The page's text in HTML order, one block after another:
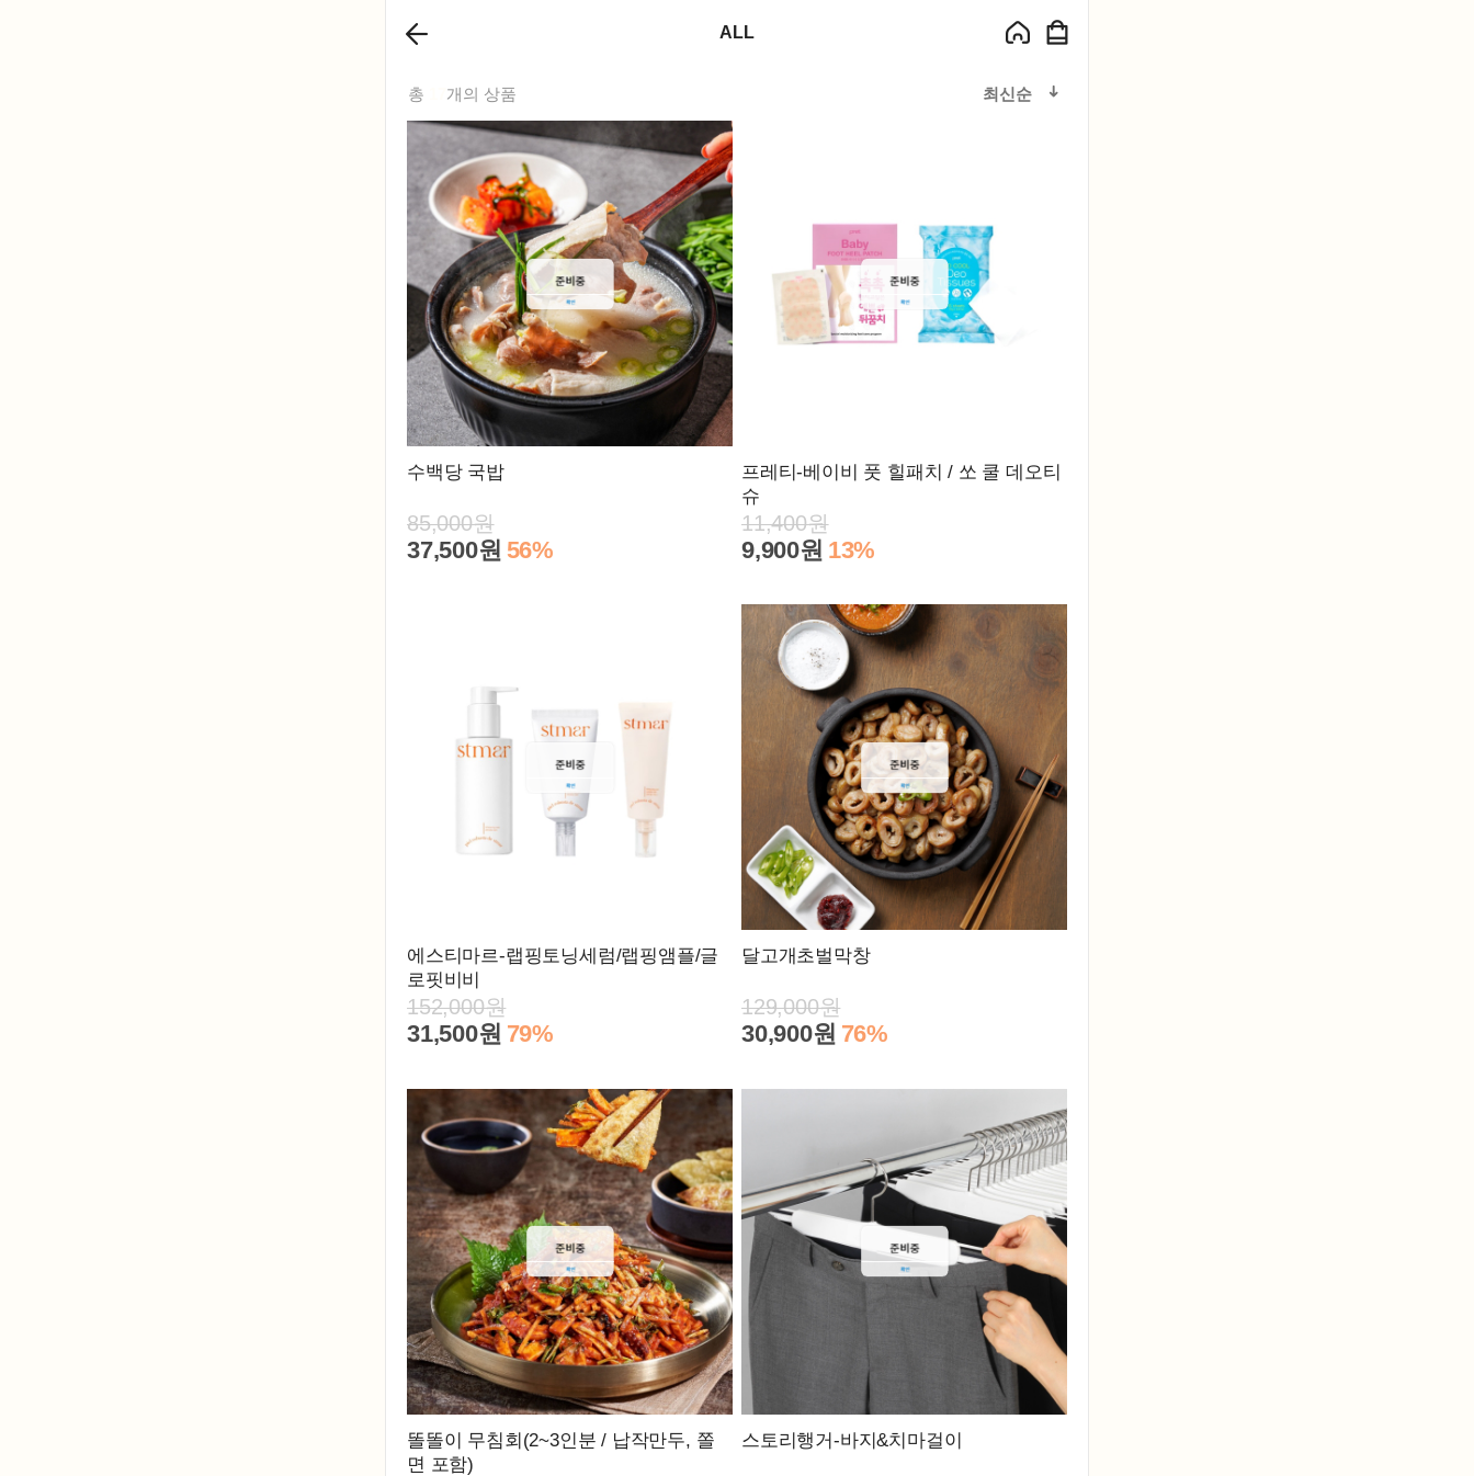
ALL
총 개의 상품 최신순
수백당 국밥
85,000원
37,500원 56%
프레티-베이비 풋 힐패치 / 쏘 쿨 데오티
슈
11,400원
9,900원 13%
에스티마르-랩핑토닝세럼/랩핑앰플/글
로핏비비
152,000원
31,500원 79%
달고개초벌막창
129,000원
30,900원 76%
똘똘이 무침회(2~3인분 / 납작만두, 쫄
면 포함)
스토리행거-바지&치마걸이